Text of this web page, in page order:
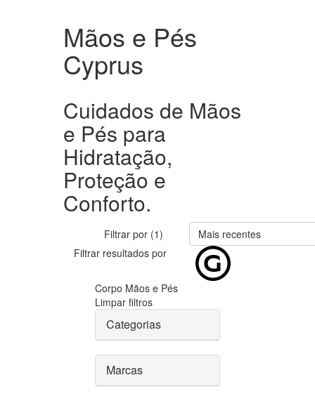
Mãos e Pés
Cyprus
Cuidados de Mãos
e Pés para
Hidratação,
Proteção e
Conforto.
Filtrar por (1)
Mais recentes
Filtrar resultados por
Corpo Mãos e Pés
Limpar filtros
Categorias
Marcas